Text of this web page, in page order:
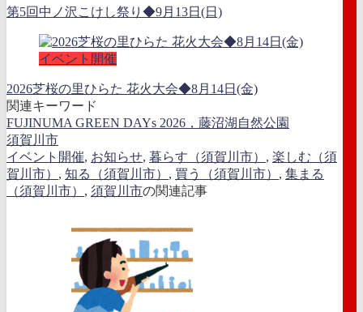
第5回中ノ沢こけし祭り◆9月13日(日)
イベント開催
2026芝桜の里ひらた 花火大会◆8月14日(金)
関連キーワード
FUJINUMA GREEN DAYs 2026，藤沼湖自然公園
須賀川市
イベント開催, お知らせ, 暮らす（須賀川市） , 楽しむ（須
賀川市） , 知る（須賀川市） , 買う（須賀川市） , 集まる
（須賀川市） , 須賀川市の関連記事